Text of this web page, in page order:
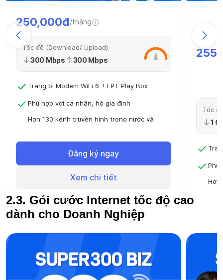
250,000đ/tháng
Tốc độ (Download/ Upload)
300 Mbps 300 Mbps
Trang bị Modem WiFi 6 + FPT Play Box
Phù hợp với cá nhân, hộ gia đình
Hơn 130 kênh truyền hình trong nước và
Đăng ký ngay
Xem chi tiết
Tốc
1
Phù
Hơn
2.3. Gói cước Internet tốc độ cao
dành cho Doanh Nghiệp